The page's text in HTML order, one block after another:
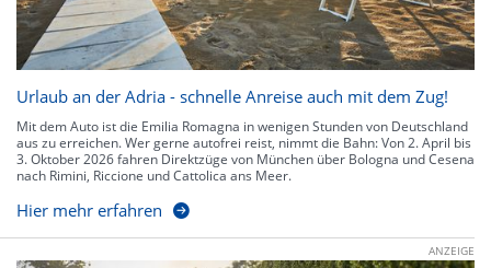
Urlaub an der Adria - schnelle Anreise auch mit dem Zug!
Mit dem Auto ist die Emilia Romagna in wenigen Stunden von Deutschland
aus zu erreichen. Wer gerne autofrei reist, nimmt die Bahn: Von 2. April bis
3. Oktober 2026 fahren Direktzüge von München über Bologna und Cesena
nach Rimini, Riccione und Cattolica ans Meer.
Hier mehr erfahren
ANZEIGE